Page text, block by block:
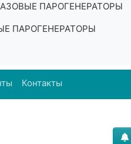
ПАРОГЕНЕРАТОРЫ
ПАРОГЕНЕРАТОРЫ
Контакты